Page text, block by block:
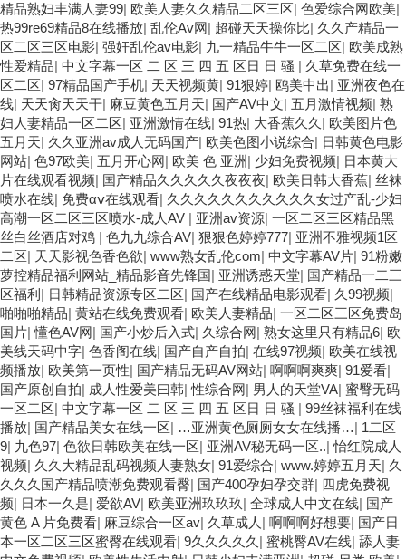
精品熟妇丰满人妻99| 欧美人妻久久精品二区三区| 色爱综合网欧美|
热99re69精品8在线播放| 乱伦Av网| 超碰天天操你比| 久久产精品一
区二区三区电影| 强奸乱伦av电影| 九一精品牛牛一区二区| 欧美成熟
性爱精品| 中文字幕一区 二 区 三 四 五 区日 日 骚 | 久草免费在线一
区二区| 97精品国产手机| 天天视频黄| 91狠婷| 鸥美中出| 亚洲夜色在
线| 天天肏天天干| 麻豆黄色五月天| 国产AV中文| 五月激情视频| 熟
妇人妻精品一区二区| 亚洲激情在线| 91热| 大香蕉久久 | 欧美图片色
五月天| 久久亚洲av成人无码国产| 欧美色图小说综合| 日韩黄色电影
网站| 色97欧美| 五月开心网| 欧美 色 亚洲 | 少妇免费视频| 日本黄大
片在线观看视频| 国产精品久久久久久夜夜夜| 欧美日韩大香蕉| 丝袜
喷水在线| 免费αⅴ在线观看| 久久久久久久久久久久久女过产乱-少妇
高潮一区二区三区喷水-成人AV | 亚洲av资源| 一区二区三区精品黑
丝白丝酒店对鸡 | 色九九综合AV| 狠狠色婷婷777| 亚洲不雅视频1区
二区| 天天影视色香色欲| www熟女乱伦com| 中文字幕AV片| 91粉嫩
萝控精品福利网站_精品影音先锋国| 亚洲诱惑天堂| 国产精品一二三
区福利 | 日韩精品资源专区二区| 国产在线精品电影观看| 久99视频|
啪啪啪精品| 黄站在线免费观看| 欧美人妻精品| 一区二区三区免费岛
国片|懂色AV网| 国产小炒后入式| 久综合网| 熟女这里只有精品6| 欧
美线天码中字| 色香阁在线| 国产自产自拍| 在线97视频| 欧美在线视
频播放| 欧美第一页性| 国产精品无码AV网站| 啊啊啊爽爽| 91爱看|
国产原创自拍| 成人性爱美曰韩|性综合网| 男人的天堂VA| 蜜臀无码
一区二区| 中文字幕一区 二 区 三 四 五 区日 日 骚 | 99丝袜福利在线
播放| 国产精品美女在线一区| …亚洲黄色厕厕女女在线播…| 1二区
9| 九色97| 色欲日韩欧美在线一区| 亚洲AV秘无码一区..|怡红院成人
视频| 久久大精品乱码视频人妻熟女| 91爱综合| www.婷婷五月天| 久
久久久国产精品喷潮免费观看臀| 国产400孕妇孕交群| 四虎免费视
频| 日本一久是| 爱欲AV| 欧美亚洲玖玖玖 | 全球成人中文在线| 国产
黄色 A 片免费看| 麻豆综合一区av| 久草成人 | 啊啊啊好想要| 国产日
本一区二区三区蜜臀在线观看| 9久久久久久 | 蜜桃臀AV在线| 舔人妻